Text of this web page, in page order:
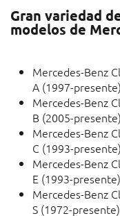
Gran variedad
modelos de
Mercedes-Benz
A (1997-presente)
Mercedes-Benz
B (2005-presente)
Mercedes-Benz
C (1993-presente)
Mercedes-Benz
E (1993-presente)
Mercedes-Benz
S (1972-presente)